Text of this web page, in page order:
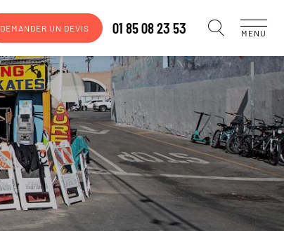
DEMANDER UN DEVIS 01 85 08 23 53 MENU